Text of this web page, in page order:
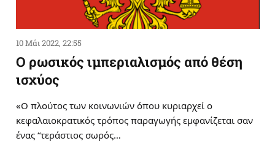
10 Μάι 2022, 22:55
Ο ρωσικός ιμπεριαλισμός από θέση
ισχύος
«Ο πλούτος των κοινωνιών όπου κυριαρχεί ο
κεφαλαιοκρατικός τρόπος παραγωγής εμφανίζεται σαν
ένας “τεράστιος σωρός…